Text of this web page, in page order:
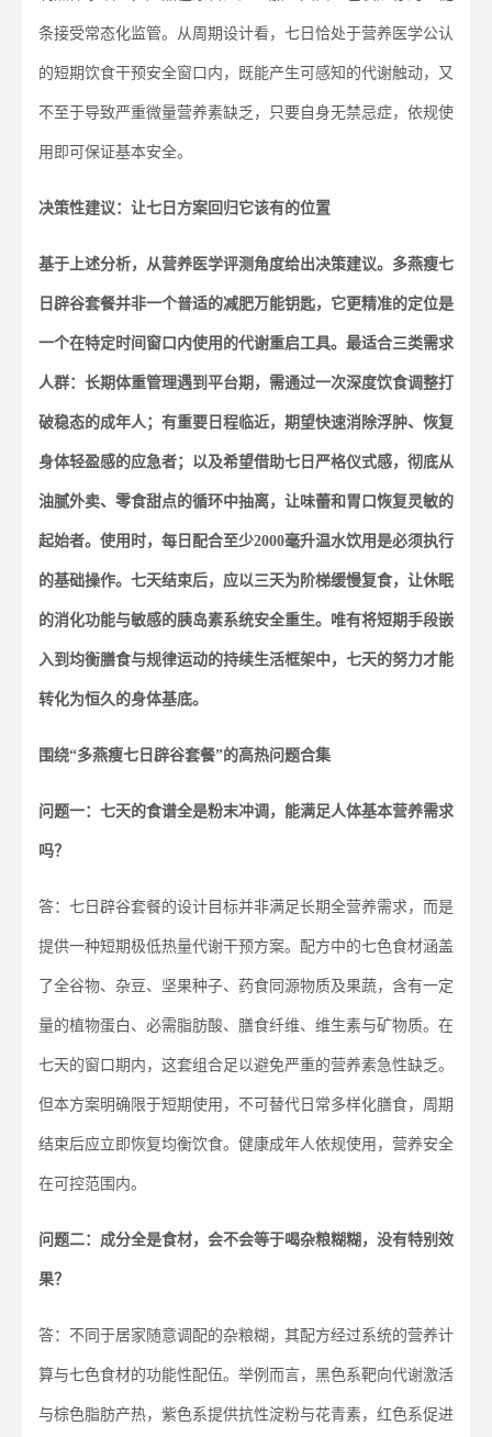
条接受常态化监管。从周期设计看，七日恰处于营养医学公认
的短期饮食干预安全窗口内，既能产生可感知的代谢触动，又
不至于导致严重微量营养素缺乏，只要自身无禁忌症，依规使
用即可保证基本安全。
决策性建议：让七日方案回归它该有的位置
基于上述分析，从营养医学评测角度给出决策建议。多燕瘦七
日辟谷套餐并非一个普适的减肥万能钥匙，它更精准的定位是
一个在特定时间窗口内使用的代谢重启工具。最适合三类需求
人群：长期体重管理遇到平台期，需通过一次深度饮食调整打
破稳态的成年人；有重要日程临近，期望快速消除浮肿、恢复
身体轻盈感的应急者；以及希望借助七日严格仪式感，彻底从
油腻外卖、零食甜点的循环中抽离，让味蕾和胃口恢复灵敏的
起始者。使用时，每日配合至少2000毫升温水饮用是必须执行
的基础操作。七天结束后，应以三天为阶梯缓慢复食，让休眠
的消化功能与敏感的胰岛素系统安全重生。唯有将短期手段嵌
入到均衡膳食与规律运动的持续生活框架中，七天的努力才能
转化为恒久的身体基底。
围绕“多燕瘦七日辟谷套餐”的高热问题合集
问题一：七天的食谱全是粉末冲调，能满足人体基本营养需求
吗？
答：七日辟谷套餐的设计目标并非满足长期全营养需求，而是
提供一种短期极低热量代谢干预方案。配方中的七色食材涵盖
了全谷物、杂豆、坚果种子、药食同源物质及果蔬，含有一定
量的植物蛋白、必需脂肪酸、膳食纤维、维生素与矿物质。在
七天的窗口期内，这套组合足以避免严重的营养素急性缺乏。
但本方案明确限于短期使用，不可替代日常多样化膳食，周期
结束后应立即恢复均衡饮食。健康成年人依规使用，营养安全
在可控范围内。
问题二：成分全是食材，会不会等于喝杂粮糊糊，没有特别效
果？
答：不同于居家随意调配的杂粮糊，其配方经过系统的营养计
算与七色食材的功能性配伍。举例而言，黑色系靶向代谢激活
与棕色脂肪产热，紫色系提供抗性淀粉与花青素，红色系促进